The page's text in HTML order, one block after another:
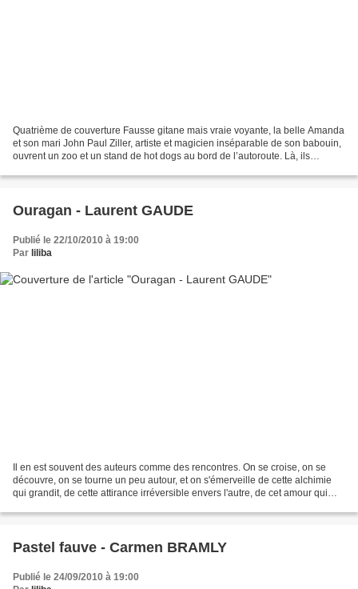
Quatrième de couverture Fausse gitane mais vraie voyante, la belle Amanda
et son mari John Paul Ziller, artiste et magicien inséparable de son babouin,
ouvrent un zoo et un stand de hot dogs au bord de l’autoroute. Là, ils
Ouragan - Laurent GAUDE
Publié le 22/10/2010 à 19:00
Par liliba
Il en est souvent des auteurs comme des rencontres. On se croise, on se
découvre, on se tourne un peu autour, et on s'émerveille de cette alchimie
qui grandit, de cette attirance irréversible envers l'autre, de cet amour qui
Pastel fauve - Carmen BRAMLY
Publié le 24/09/2010 à 19:00